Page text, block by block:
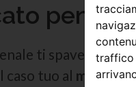
traffico
ti spaventa?
caso tuo al miglior